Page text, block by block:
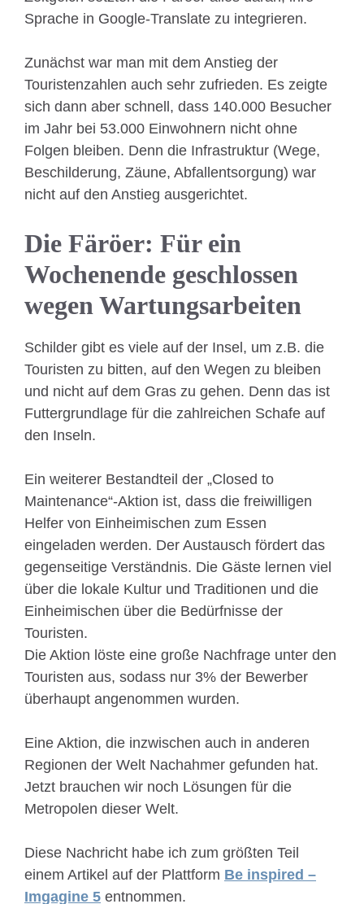
Sprache in Google-Translate zu integrieren.
Zunächst war man mit dem Anstieg der
Touristenzahlen auch sehr zufrieden. Es zeigte
sich dann aber schnell, dass 140.000 Besucher
im Jahr bei 53.000 Einwohnern nicht ohne
Folgen bleiben. Denn die Infrastruktur (Wege,
Beschilderung, Zäune, Abfallentsorgung) war
nicht auf den Anstieg ausgerichtet.
Die Färöer: Für ein
Wochenende geschlossen
wegen Wartungsarbeiten
Schilder gibt es viele auf der Insel, um z.B. die
Touristen zu bitten, auf den Wegen zu bleiben
und nicht auf dem Gras zu gehen. Denn das ist
Futtergrundlage für die zahlreichen Schafe auf
den Inseln.
Ein weiterer Bestandteil der „Closed to
Maintenance“-Aktion ist, dass die freiwilligen
Helfer von Einheimischen zum Essen
eingeladen werden. Der Austausch fördert das
gegenseitige Verständnis. Die Gäste lernen viel
über die lokale Kultur und Traditionen und die
Einheimischen über die Bedürfnisse der
Touristen.
Die Aktion löste eine große Nachfrage unter den
Touristen aus, sodass nur 3% der Bewerber
überhaupt angenommen wurden.
Eine Aktion, die inzwischen auch in anderen
Regionen der Welt Nachahmer gefunden hat.
Jetzt brauchen wir noch Lösungen für die
Metropolen dieser Welt.
Diese Nachricht habe ich zum größten Teil
einem Artikel auf der Plattform Be inspired –
Imgagine 5 entnommen.